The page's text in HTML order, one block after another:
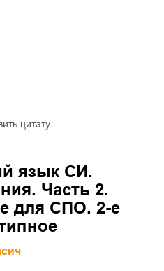
цитату
язык СИ.
Часть 2.
для СПО. 2-е